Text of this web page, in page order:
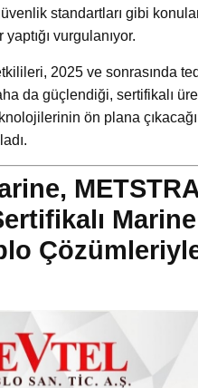
standartları gibi
yaptığı vurgulanıyor.
2025 ve sonrasında
da güçlendiği, sertifikalı
ön plana